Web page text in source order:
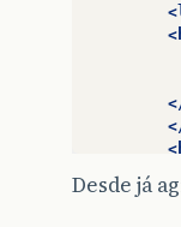
Desde já